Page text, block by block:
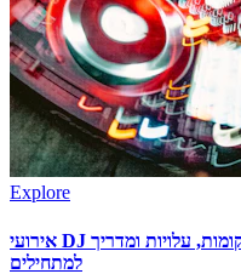
Explore
אירועי DJ של אנימה ותת-תרבות בטוקיו — מקומות, עלויות ומדריך
למתחילים